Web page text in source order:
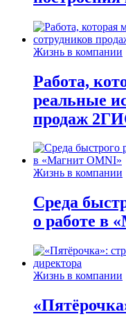
Жизнь в компании
Работа,
реальные
продаж
Жизнь в компании
Среда
о работе в
Жизнь в компании